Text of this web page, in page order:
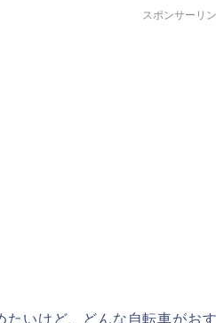
スポンサーリ
たいけど、どんな自転車がお